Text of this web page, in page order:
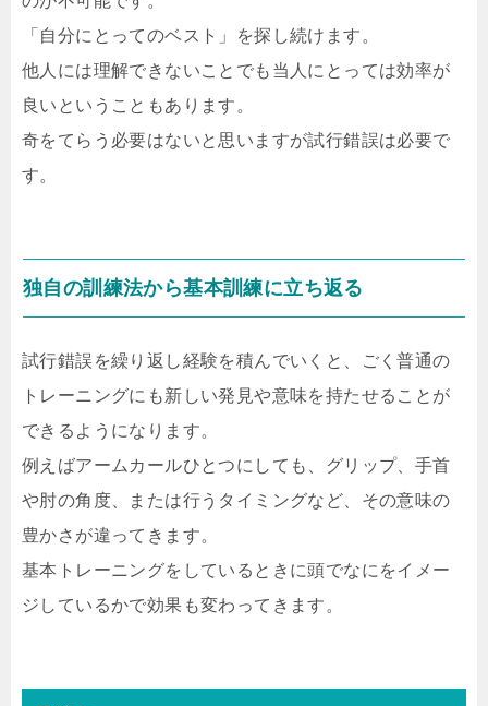
「自分にとってのベスト」を探し続けます。
他人には理解できないことでも当人にとっては効率が
良いということもあります。
奇をてらう必要はないと思いますが試行錯誤は必要で
す。
独自の訓練法から基本訓練に立ち返る
試行錯誤を繰り返し経験を積んでいくと、ごく普通の
トレーニングにも新しい発見や意味を持たせることが
できるようになります。
例えばアームカールひとつにしても、グリップ、手首
や肘の角度、または行うタイミングなど、その意味の
豊かさが違ってきます。
基本トレーニングをしているときに頭でなにをイメー
ジしているかで効果も変わってきます。